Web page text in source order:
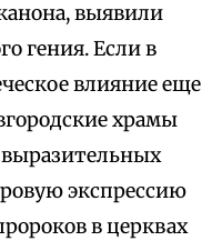
выявили
гения. Если в
влияние еще
храмы
выразительных
экспрессию
в церквах